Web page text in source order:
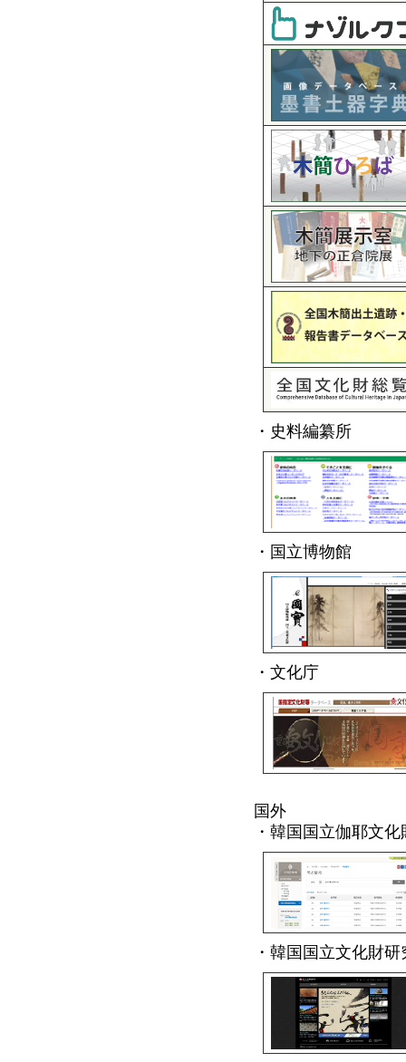
・史料編纂所
・国立博物館
・文化庁
国外
・韓国国立伽耶文
・韓国国立文化財研